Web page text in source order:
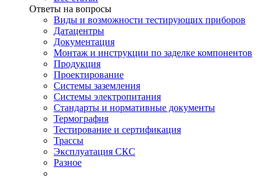
Ответы на вопросы
Виды и возможности тестирующих приборов
Датацентры
Документация
Монтаж и инструкции по заделке компонентов
Продукция
Проектирование
Системы заземления
Системы электропитания
Стандарты и нормативные документы
Термография
Тестирование и сертификация
Трассы
Эксплуатация СКС
Разное